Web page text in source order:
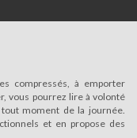
compressés, à emporter
vous pourrez lire à volonté
moment de la journée.
et en propose des